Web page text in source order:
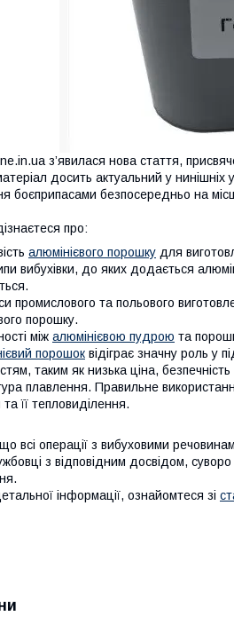
з’явилася нова стаття,
досить актуальний у нинішніх
боєприпасами безпосередньо на
про:
алюмінієвого порошку для
вибухівки, до яких додається
промислового та польового
порошку.
між алюмінієвою пудрою та
порошок відіграє значну роль у
таким як низька ціна,
плавлення. Правильне
та її тепловиділення.
всі операції з вибуховими
з відповідним досвідом,
інформації, ознайомтеся зі